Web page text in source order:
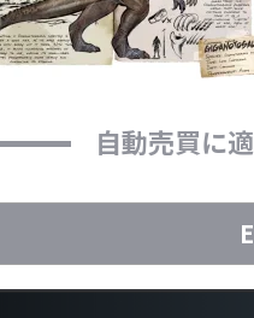
自動売買に